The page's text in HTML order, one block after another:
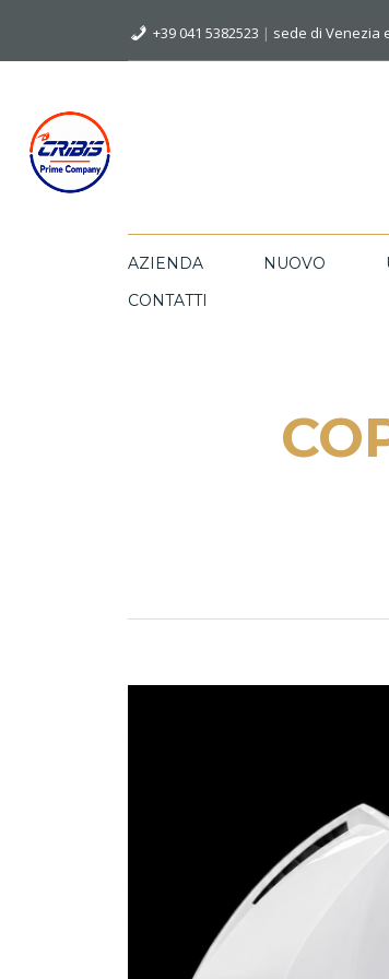
+39 041 5382523 | sede di Venezia
AZIENDA NUOVO
CONTATTI